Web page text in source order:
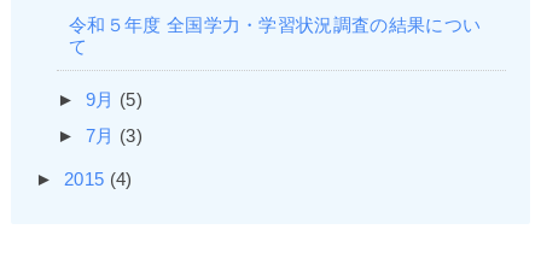
令和５年度 全国学力・学習状況調査の結果につい
て
► 9月 (5)
► 7月 (3)
► 2015 (4)